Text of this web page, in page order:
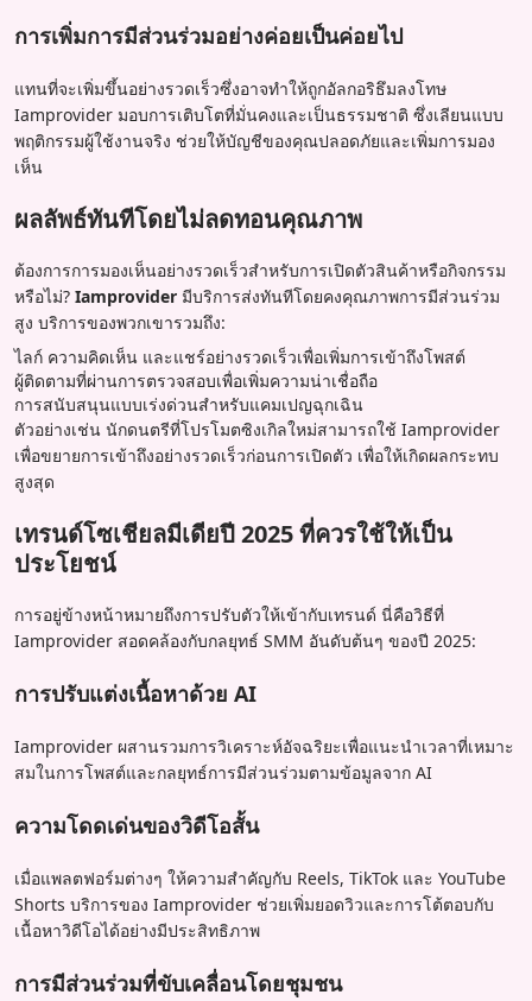
การเพิ่มการมีส่วนร่วมอย่างค่อยเป็นค่อยไป
แทนที่จะเพิ่มขึ้นอย่างรวดเร็วซึ่งอาจทำให้ถูกอัลกอริธึมลงโทษ
Iamprovider มอบการเติบโตที่มั่นคงและเป็นธรรมชาติ ซึ่งเลียนแบบ
พฤติกรรมผู้ใช้งานจริง ช่วยให้บัญชีของคุณปลอดภัยและเพิ่มการมอง
เห็น
ผลลัพธ์ทันทีโดยไม่ลดทอนคุณภาพ
ต้องการการมองเห็นอย่างรวดเร็วสำหรับการเปิดตัวสินค้าหรือกิจกรรม
หรือไม่? Iamprovider มีบริการส่งทันทีโดยคงคุณภาพการมีส่วนร่วม
สูง บริการของพวกเขารวมถึง:
ไลก์ ความคิดเห็น และแชร์อย่างรวดเร็วเพื่อเพิ่มการเข้าถึงโพสต์
ผู้ติดตามที่ผ่านการตรวจสอบเพื่อเพิ่มความน่าเชื่อถือ
การสนับสนุนแบบเร่งด่วนสำหรับแคมเปญฉุกเฉิน
ตัวอย่างเช่น นักดนตรีที่โปรโมตซิงเกิลใหม่สามารถใช้ Iamprovider
เพื่อขยายการเข้าถึงอย่างรวดเร็วก่อนการเปิดตัว เพื่อให้เกิดผลกระทบ
สูงสุด
เทรนด์โซเชียลมีเดียปี 2025 ที่ควรใช้ให้เป็น
ประโยชน์
การอยู่ข้างหน้าหมายถึงการปรับตัวให้เข้ากับเทรนด์ นี่คือวิธีที่
Iamprovider สอดคล้องกับกลยุทธ์ SMM อันดับต้นๆ ของปี 2025:
การปรับแต่งเนื้อหาด้วย AI
Iamprovider ผสานรวมการวิเคราะห์อัจฉริยะเพื่อแนะนำเวลาที่เหมาะ
สมในการโพสต์และกลยุทธ์การมีส่วนร่วมตามข้อมูลจาก AI
ความโดดเด่นของวิดีโอสั้น
เมื่อแพลตฟอร์มต่างๆ ให้ความสำคัญกับ Reels, TikTok และ YouTube
Shorts บริการของ Iamprovider ช่วยเพิ่มยอดวิวและการโต้ตอบกับ
เนื้อหาวิดีโอได้อย่างมีประสิทธิภาพ
การมีส่วนร่วมที่ขับเคลื่อนโดยชุมชน